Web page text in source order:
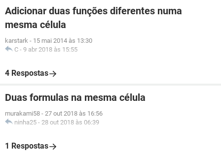
Adicionar duas funções diferentes numa
mesma célula
karstark - 15 mai 2014 às 13:30
C - 9 abr 2018 às 15:55
4 Respostas
Duas formulas na mesma célula
murakami58 - 27 out 2018 às 16:56
ninha25 - 28 out 2018 às 06:39
1 Respostas